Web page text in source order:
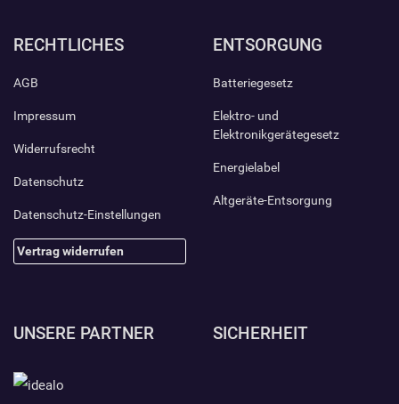
RECHTLICHES
AGB
Impressum
Widerrufsrecht
Datenschutz
Datenschutz-Einstellungen
Vertrag widerrufen
ENTSORGUNG
Batteriegesetz
Elektro- und
Elektronikgerätegesetz
Energielabel
Altgeräte-Entsorgung
UNSERE PARTNER SICHERHEIT